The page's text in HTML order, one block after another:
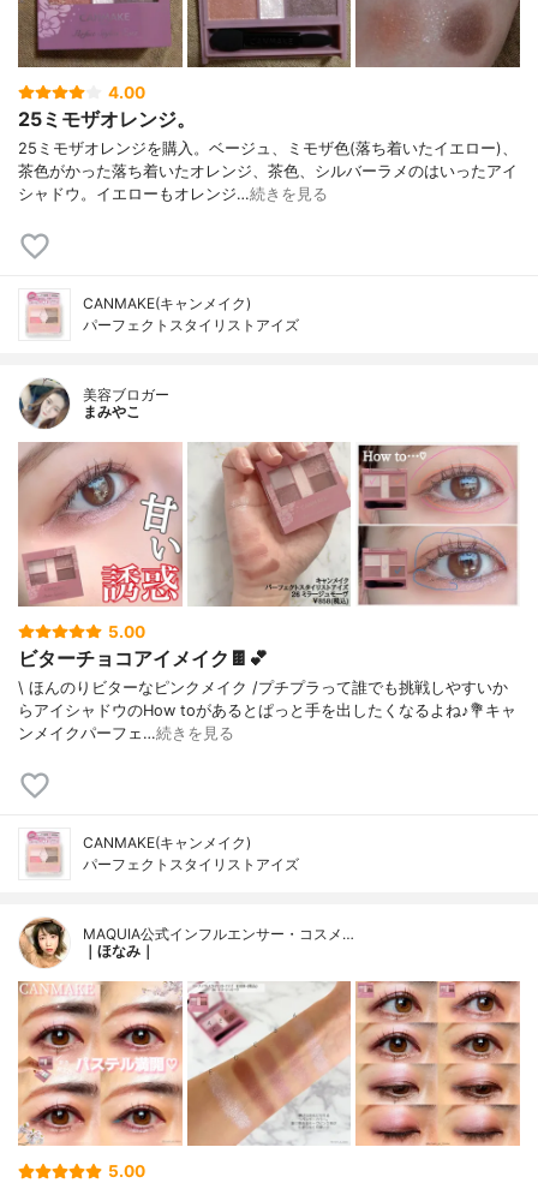
4.00
25ミモザオレンジ。
25ミモザオレンジを購入。ベージュ、ミモザ色(落ち着いたイエロー)、
茶色がかった落ち着いたオレンジ、茶色、シルバーラメのはいったアイ
シャドウ。イエローもオレンジ…続きを見る
CANMAKE(キャンメイク)
パーフェクトスタイリストアイズ
美容ブロガー
まみやこ
5.00
ビターチョコアイメイク🍫💕
\ ほんのりビターなピンクメイク /⁡プチプラって誰でも挑戦しやすいか
らアイシャドウのHow toがあるとぱっと手を出したくなるよね♪⁡⁡💐キャ
ンメイクパーフェ…続きを見る
CANMAKE(キャンメイク)
パーフェクトスタイリストアイズ
MAQUIA公式インフルエンサー・コスメ…
｜ほなみ｜
5.00